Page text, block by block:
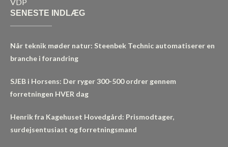
SENESTE INDLÆG
Når teknik møder natur: Steenbek Technic automatiserer en
branche i forandring
SJEB i Horsens: Der ryger 300-500 ordrer gennem
forretningen HVER dag
Henrik fra Kagehuset Hovedgård: Prismodtager,
surdejsentusiast og forretningsmand